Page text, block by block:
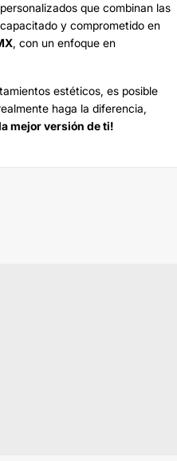
que combinan las
y comprometido en
, con un enfoque en
estéticos, es posible
haga la diferencia,
mejor versión de ti!